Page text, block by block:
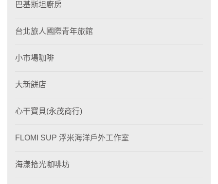
巴基斯坦廚房
台北旅人國際青年旅館
小市場咖啡
大新餅店
心干寶貝(永茂商行)
FLOMI SUP 浮米海洋戶外工作室
海漾拾光咖啡坊